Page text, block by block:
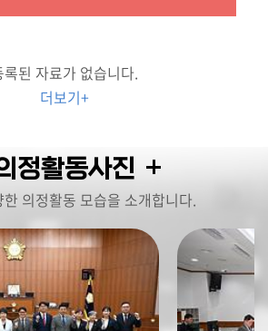
록된 자료가 없습니다.
더보기+
정활동사진
의정활동 모습을 소개합니다.